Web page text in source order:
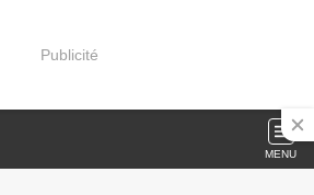
Publicité
MENU